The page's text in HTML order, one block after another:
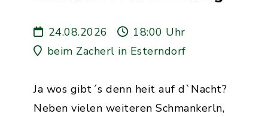
24.08.2026
18:00 Uhr
beim Zacherl in Esterndorf
Ja wos gibt´s denn heit auf d`Nacht?
Neben vielen weiteren Schmankerln,